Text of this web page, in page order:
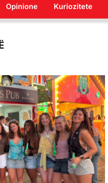
Opinione Kuriozitete